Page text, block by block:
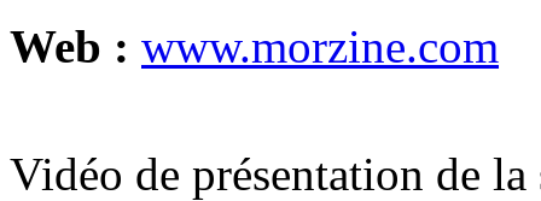
Web : www.morzine.com
Vidéo de présentation de